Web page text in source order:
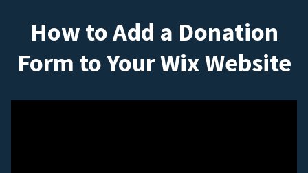
How to Add a Donation
Form to Your Wix Website